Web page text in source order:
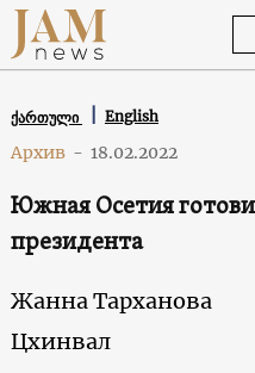
ქართული English
Архив - 18.02.2022
Южная Осетия
президента
Жанна Тарханова
Цхинвал